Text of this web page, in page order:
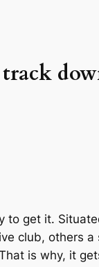
track
to get it.
club, others
is why, it